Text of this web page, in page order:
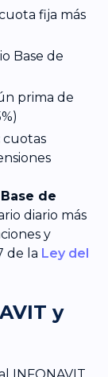
fija más
Base de
prima de
cuotas
de
diario más
y
de la Ley del
y